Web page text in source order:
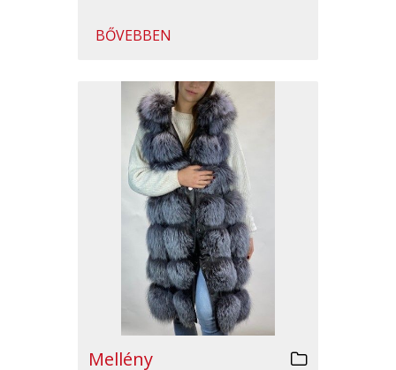
BŐVEBBEN
Mellény